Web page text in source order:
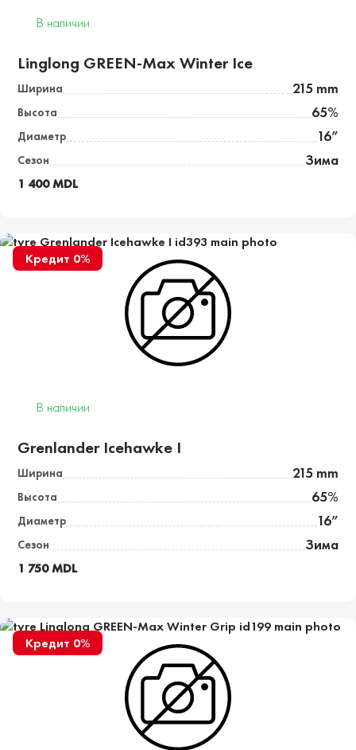
В наличии
Linglong GREEN-Max Winter Ice
Ширина 215 mm
Высота 65%
Диаметр 16”
Сезон Зима
1 400 MDL
Кредит 0%
В наличии
Grenlander Icehawke I
Ширина 215 mm
Высота 65%
Диаметр 16”
Сезон Зима
1 750 MDL
Кредит 0%